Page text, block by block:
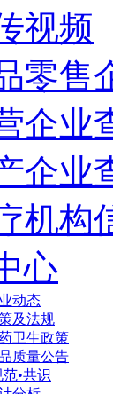
视频
零售
企业
企业
机构
心
动态
及法规
卫生政策
质量公告
•共识